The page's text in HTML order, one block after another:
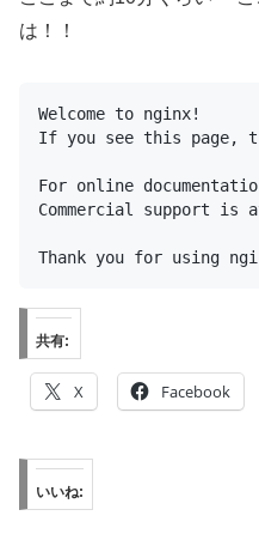
は！！
Welcome to nginx!
If you see this page,
For online
Commercial support is
Thank you for using
共有:
X Facebook
いいね: